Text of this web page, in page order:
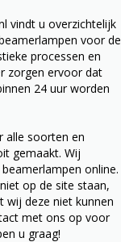
vindt u overzichtelijk
voor de
processen en
zorgen ervoor dat
24 uur worden
alle soorten en
gemaakt. Wij
online.
op de site staan,
wij deze niet kunnen
met ons op voor
u graag!